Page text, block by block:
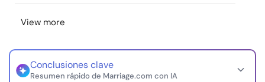
nosotros
© Copyright 2026. Todos los derechos reservados.
View more
Conclusiones clave
Resumen rápido de Marriage.com con IA